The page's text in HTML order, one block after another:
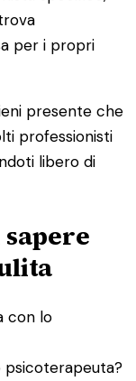
per i propri
presente che
professionisti
libero di
con lo
psicoterapeuta?